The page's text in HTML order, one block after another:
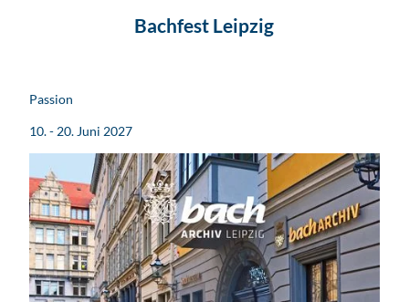
Bachfest Leipzig
Passion
10. - 20. Juni 2027